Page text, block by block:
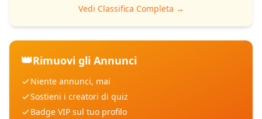
Vedi Classifica Completa →
👑Rimuovi gli Annunci
Niente annunci, mai
Sostieni i creatori di quiz
Badge VIP sul tuo profilo